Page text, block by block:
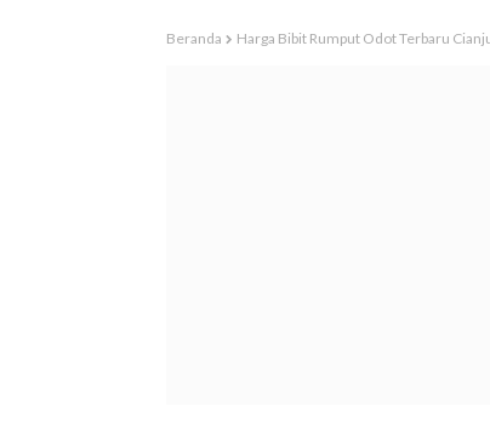
Beranda Harga Bibit Rumput Odot Terbaru